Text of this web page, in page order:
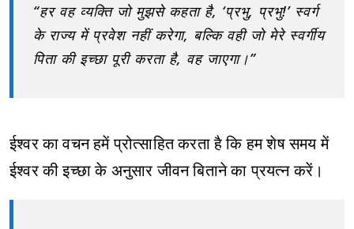
“हर वह व्यक्ति जो मुझसे कहता है, ‘प्रभु, प्रभु!’ स्वर्ग
के राज्य में प्रवेश नहीं करेगा, बल्कि वही जो मेरे स्वर्गीय
पिता की इच्छा पूरी करता है, वह जाएगा।”
ईश्वर का वचन हमें प्रोत्साहित करता है कि हम शेष समय में
ईश्वर की इच्छा के अनुसार जीवन बिताने का प्रयत्न करें।